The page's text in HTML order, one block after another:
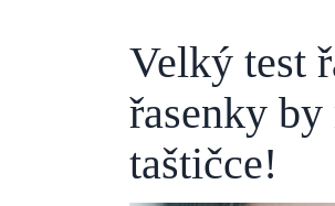
Velký test
řasenky
taštičce!